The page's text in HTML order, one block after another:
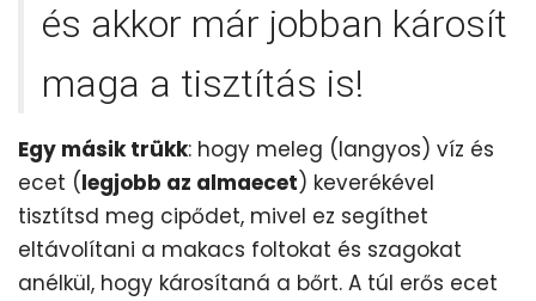
és akkor már jobban károsít
maga a tisztítás is!
Egy másik trükk: hogy meleg (langyos) víz és
ecet (legjobb az almaecet) keverékével
tisztítsd meg cipődet, mivel ez segíthet
eltávolítani a makacs foltokat és szagokat
anélkül, hogy károsítaná a bőrt. A túl erős ecet